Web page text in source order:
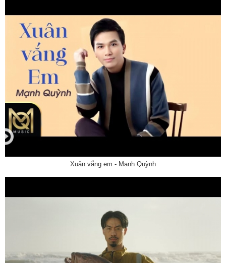
Xuân vắng em - Mạnh Quỳnh